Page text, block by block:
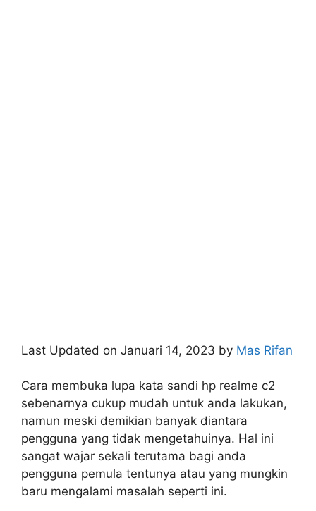
Last Updated on Januari 14, 2023 by Mas Rifan
Cara membuka lupa kata sandi hp realme c2
sebenarnya cukup mudah untuk anda lakukan,
namun meski demikian banyak diantara
pengguna yang tidak mengetahuinya. Hal ini
sangat wajar sekali terutama bagi anda
pengguna pemula tentunya atau yang mungkin
baru mengalami masalah seperti ini.